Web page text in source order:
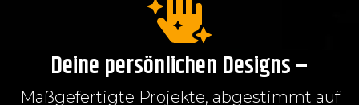
Deine persönlichen Designs –
Maßgefertigte Projekte, abgestimmt auf